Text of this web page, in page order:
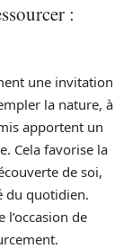
:
une invitation
la nature, à
apportent un
Cela favorise la
de soi,
du quotidien.
l’occasion de